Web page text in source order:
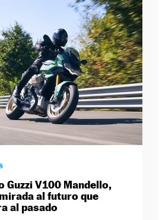
Guzzi V100 Mandello,
al futuro que
al pasado